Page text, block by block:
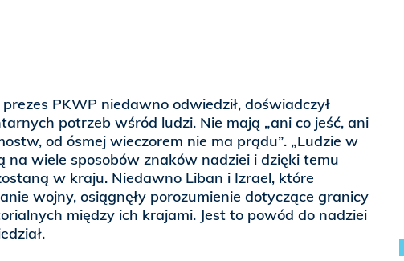
PKWP niedawno odwiedził, doświadczył
potrzeb wśród ludzi. Nie mają „ani co jeść, ani
od ósmej wieczorem nie ma prądu”. „Ludzie w
na wiele sposobów znaków nadziei i dzięki temu
w kraju. Niedawno Liban i Izrael, które
wojny, osiągnęły porozumienie dotyczące granicy
między ich krajami. Jest to powód do nadziei